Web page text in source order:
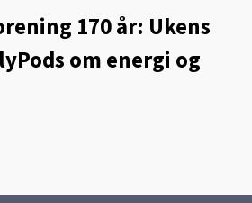
170 år: Ukens
om energi og